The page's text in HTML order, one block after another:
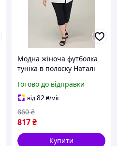
Модна жіноча футболка
туніка в полоску Наталі
батал
Готово до відправки
від82₴/міс
817₴
860 ₴
Купити